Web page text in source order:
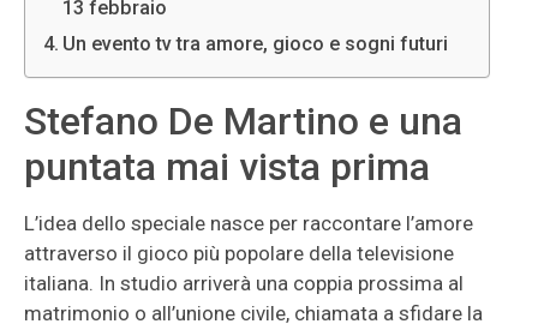
13 febbraio
Un evento tv tra amore, gioco e sogni futuri
Stefano De Martino e una
puntata mai vista prima
L’idea dello speciale nasce per raccontare l’amore
attraverso il gioco più popolare della televisione
italiana. In studio arriverà una coppia prossima al
matrimonio o all’unione civile, chiamata a sfidare la